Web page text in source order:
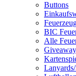
Buttons
BIC
Alle